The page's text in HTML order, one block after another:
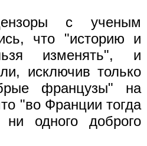
с ученым
что "историю и
изменять", и
исключив только
французы" на
"во Франции тогда
одного доброго